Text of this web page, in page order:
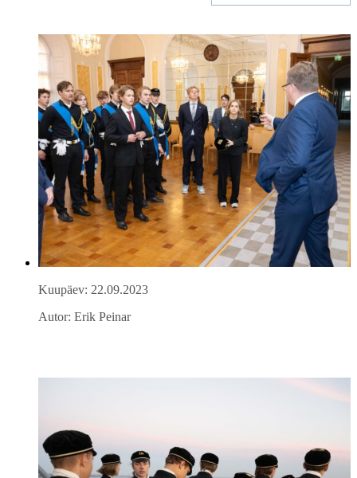
Kuupäev: 22.09.2023
Autor: Erik Peinar